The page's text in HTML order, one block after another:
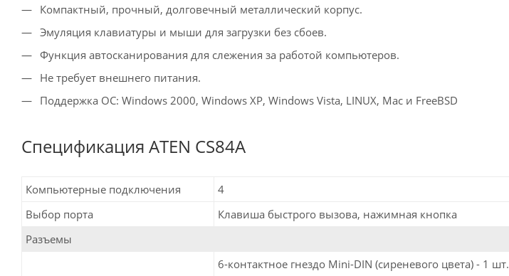
Компактный, прочный, долговечный металлический корпус.
Эмуляция клавиатуры и мыши для загрузки без сбоев.
Функция автосканирования для слежения за работой компьютеров.
Не требует внешнего питания.
Поддержка ОС: Windows 2000, Windows XP, Windows Vista, LINUX, Mac и FreeBSD
Спецификация ATEN CS84A
Компьютерные подключения
4
Выбор порта
Клавиша быстрого вызова, нажимная кнопка
Разъемы
6-контактное гнездо Mini-DIN (сиреневого цвета) - 1 шт.